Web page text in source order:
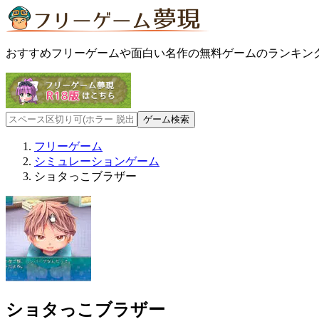
おすすめフリーゲームや面白い名作の無料ゲームのランキン
フリーゲーム
シミュレーションゲーム
ショタっこブラザー
ショタっこブラザー